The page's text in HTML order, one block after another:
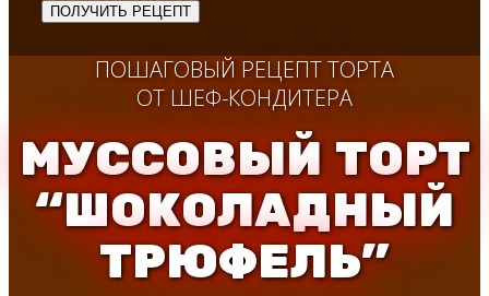
ПОЛУЧИТЬ РЕЦЕПТ
ПОШАГОВЫЙ РЕЦЕПТ ТОРТА
ОТ ШЕФ-КОНДИТЕРА
МУССОВЫЙ ТОРТ
“ШОКОЛАДНЫЙ
ТРЮФЕЛЬ”